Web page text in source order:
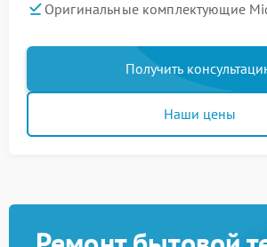
Оригинальные комплектующие
Получить
Наши цены